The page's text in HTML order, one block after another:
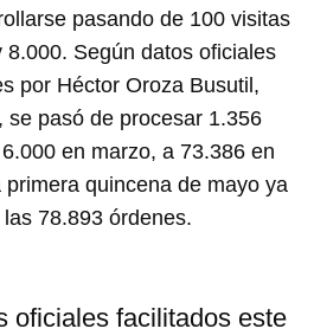
pasando de 100 visitas
Según datos oficiales
por Héctor Oroza Busutil,
se pasó de procesar 1.356
en marzo, a 73.386 en
quincena de mayo ya
78.893 órdenes.
oficiales facilitados este